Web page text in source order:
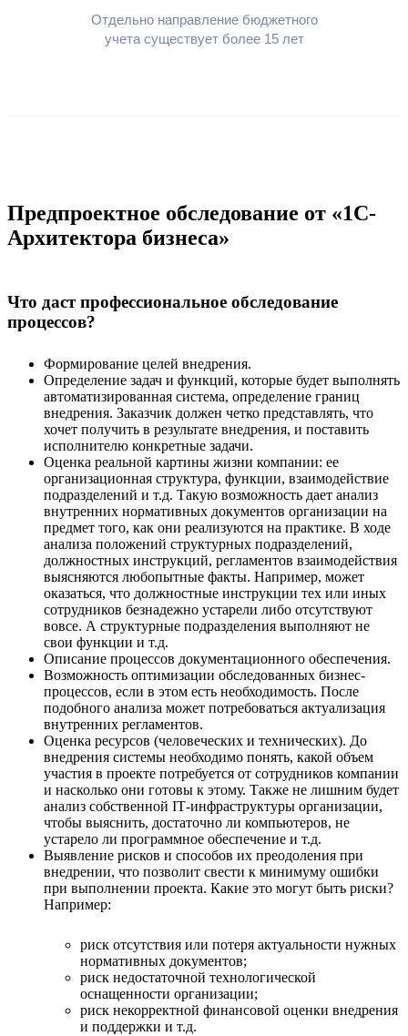
Отдельно направление бюджетного
учета существует более 15 лет
Предпроектное обследование от «1С-
Архитектора бизнеса»
Что даст профессиональное обследование
процессов?
Формирование целей внедрения.
Определение задач и функций, которые будет выполнять
автоматизированная система, определение границ
внедрения. Заказчик должен четко представлять, что
хочет получить в результате внедрения, и поставить
исполнителю конкретные задачи.
Оценка реальной картины жизни компании: ее
организационная структура, функции, взаимодействие
подразделений и т.д. Такую возможность дает анализ
внутренних нормативных документов организации на
предмет того, как они реализуются на практике. В ходе
анализа положений структурных подразделений,
должностных инструкций, регламентов взаимодействия
выясняются любопытные факты. Например, может
оказаться, что должностные инструкции тех или иных
сотрудников безнадежно устарели либо отсутствуют
вовсе. А структурные подразделения выполняют не
свои функции и т.д.
Описание процессов документационного обеспечения.
Возможность оптимизации обследованных бизнес-
процессов, если в этом есть необходимость. После
подобного анализа может потребоваться актуализация
внутренних регламентов.
Оценка ресурсов (человеческих и технических). До
внедрения системы необходимо понять, какой объем
участия в проекте потребуется от сотрудников компании
и насколько они готовы к этому. Также не лишним будет
анализ собственной IТ-инфраструктуры организации,
чтобы выяснить, достаточно ли компьютеров, не
устарело ли программное обеспечение и т.д.
Выявление рисков и способов их преодоления при
внедрении, что позволит свести к минимуму ошибки
при выполнении проекта. Какие это могут быть риски?
Например:
риск отсутствия или потеря актуальности нужных
нормативных документов;
риск недостаточной технологической
оснащенности организации;
риск некорректной финансовой оценки внедрения
и поддержки и т.д.